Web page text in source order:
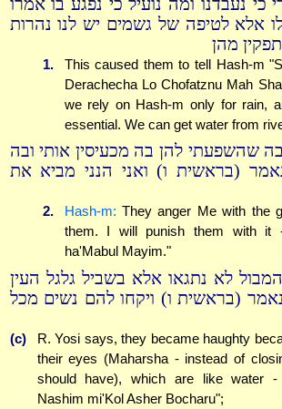
לו אלא לטיפה של גשמים יש לנו נהרות
מהן
1.
This caused them to tell Hash-m
Derachecha Lo Chofatznu Mah
we rely on Hash-m only for rain,
essential. We can get water from
שהשפעתי להן בה מכעיסין אותי ובה
(בראשית ו) ואני הנני מביא את
2. Hash-m: They anger Me with the
them. I will punish them with it
ha'Mabul Mayim."
לא נתגאו אלא בשביל גלגל העין
(בראשית ו) ויקחו להם נשים מכל
(c)
R. Yosi says, they became haughty
their eyes (Maharsha - instead of
should have), which are like water -
Nashim mi'Kol Asher Bocharu";